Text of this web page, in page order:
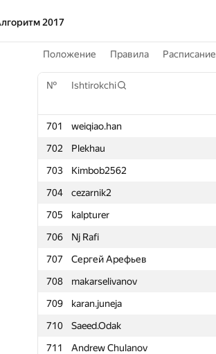
2017
Положение Правила Расписание
№ Ishtirokchi
701 weiqiao.han
702
Plekhau
703
Kimbob2562
704
cezarnik2
705
kalpturer
706
Nj Rafi
707
Сергей Арефьев
708
makarselivanov
709
karan.juneja
710
Saeed.Odak
711
Andrew Chulanov